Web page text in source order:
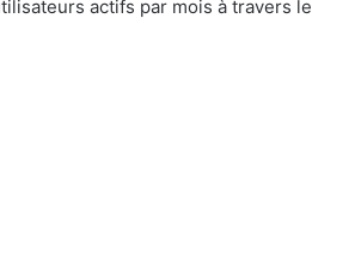
actifs par mois à travers le